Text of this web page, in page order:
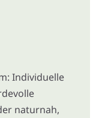
Individuelle
naturnah,